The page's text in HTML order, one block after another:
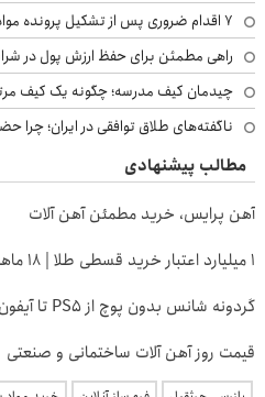
۷ اقدام ضروری پس از تشکیل پرونده مواد مخدر؛ راهنمای خانواده‌ها
راهی مطمئن برای حفظ ارزش پول در
چیدمان کیف مدرسه؛ چگونه یک کیف
ناگفته‌های طلاق توافقی در ایران؛
مطالب پیشنهادی
آهن پرایس، خرید مطمئن آهن آلات
۱ میلیارد اعتبار خرید قسطی طلا | ۱۸ ماهه پرداخت کن
گردونه شانس بدون پوچ از PS5 تا آیفون17 و بیت کوین 🔥
قیمت روز آهن آلات ساختمانی و صنعتی